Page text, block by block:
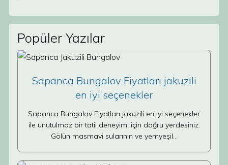
Popüler Yazılar
Sapanca Bungalov Fiyatları jakuzili
en iyi seçenekler
Sapanca Bungalov Fiyatları jakuzili en iyi seçenekler
ile unutulmaz bir tatil deneyimi için doğru yerdesiniz.
Gölün masmavi sularının ve yemyeşil…